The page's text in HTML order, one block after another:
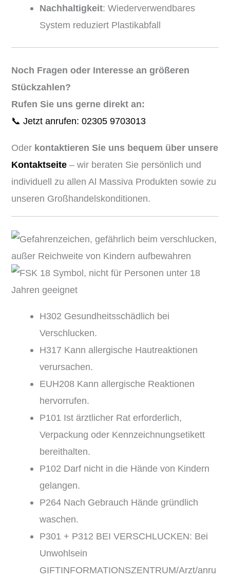
Nachhaltigkeit: Wiederverwendbares
System reduziert Plastikabfall
Noch Fragen oder Interesse an größeren
Stückzahlen?
Rufen Sie uns gerne direkt an:
📞 Jetzt anrufen: 02305 9703013
Oder kontaktieren Sie uns bequem über unsere
Kontaktseite – wir beraten Sie persönlich und
individuell zu allen Al Massiva Produkten sowie zu
unseren Großhandelskonditionen.
H302 Gesundheitsschädlich bei
Verschlucken.
H317 Kann allergische Hautreaktionen
verursachen.
EUH208 Kann allergische Reaktionen
hervorrufen.
P101 Ist ärztlicher Rat erforderlich,
Verpackung oder Kennzeichnungsetikett
bereithalten.
P102 Darf nicht in die Hände von Kindern
gelangen.
P264 Nach Gebrauch Hände gründlich
waschen.
P301 + P312 BEI VERSCHLUCKEN: Bei
Unwohlsein
GIFTINFORMATIONSZENTRUM/Arzt/anru